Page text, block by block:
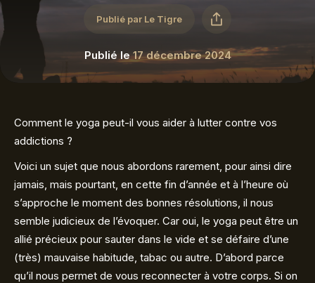
Publié par Le Tigre
Publié le17 décembre 2024
Comment le yoga peut-il vous aider à lutter contre vos
addictions ?
Voici un sujet que nous abordons rarement, pour ainsi dire
jamais, mais pourtant, en cette fin d’année et à l’heure où
s’approche le moment des bonnes résolutions, il nous
semble judicieux de l’évoquer. Car oui, le yoga peut être un
allié précieux pour sauter dans le vide et se défaire d’une
(très) mauvaise habitude, tabac ou autre. D’abord parce
qu’il nous permet de vous reconnecter à votre corps. Si on